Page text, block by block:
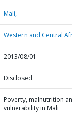
Malí,
Western and Central
2013/08/01
Disclosed
Poverty, malnutrition
vulnerability in Mali